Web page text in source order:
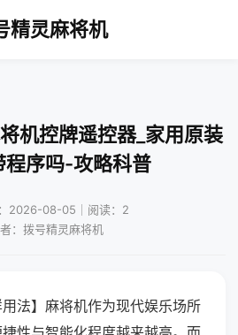
精灵麻将机
机控牌遥控器_家用原装
程序吗-攻略科普
2026-08-05｜阅读：2
：拨号精灵麻将机
用法】麻将机作为现代娱乐场所